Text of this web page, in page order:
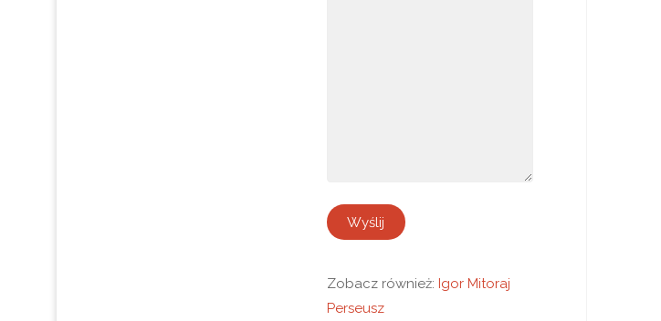
Zobacz również: Igor Mitoraj
Perseusz